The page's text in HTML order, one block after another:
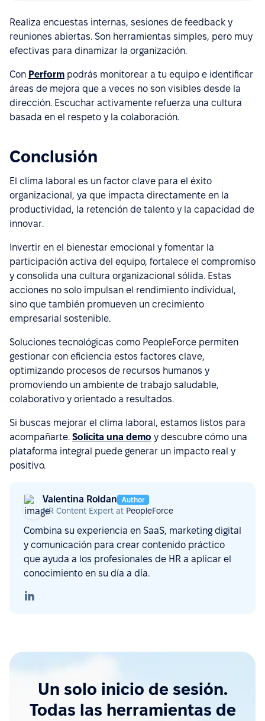
Realiza encuestas internas, sesiones de feedback y
reuniones abiertas. Son herramientas simples, pero muy
efectivas para dinamizar la organización.
Con Perform podrás monitorear a tu equipo e identificar
áreas de mejora que a veces no son visibles desde la
dirección. Escuchar activamente refuerza una cultura
basada en el respeto y la colaboración.
Conclusión
El clima laboral es un factor clave para el éxito
organizacional, ya que impacta directamente en la
productividad, la retención de talento y la capacidad de
innovar.
Invertir en el bienestar emocional y fomentar la
participación activa del equipo, fortalece el compromiso
y consolida una cultura organizacional sólida. Estas
acciones no solo impulsan el rendimiento individual,
sino que también promueven un crecimiento
empresarial sostenible.
Soluciones tecnológicas como PeopleForce permiten
gestionar con eficiencia estos factores clave,
optimizando procesos de recursos humanos y
promoviendo un ambiente de trabajo saludable,
colaborativo y orientado a resultados.
Si buscas mejorar el clima laboral, estamos listos para
acompañarte. Solicita una demo y descubre cómo una
plataforma integral puede generar un impacto real y
positivo.
Valentina Roldan Author
HR Content Expert at PeopleForce
Combina su experiencia en SaaS, marketing digital
y comunicación para crear contenido práctico
que ayuda a los profesionales de HR a aplicar el
conocimiento en su día a día.
Un solo inicio de sesión.
Todas las herramientas de